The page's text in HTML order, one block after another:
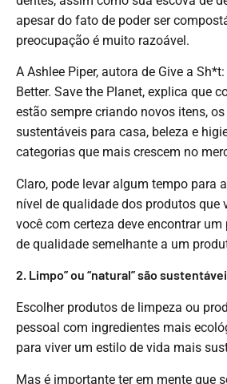
apesar do fato de poder ser
preocupação é muito razoável.
A Ashlee Piper, autora de Give a
Better. Save the Planet, explica que
estão sempre criando novos itens,
sustentáveis ​​para casa, beleza e
categorias que mais crescem no
Claro, pode levar algum tempo para
nível de qualidade dos produtos que
você com certeza deve encontrar
de qualidade semelhante a um
2. Limpo” ou “natural” são
Escolher produtos de limpeza ou
pessoal com ingredientes mais
para viver um estilo de vida mais
Mas é importante ter em mente que